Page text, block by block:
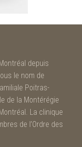
depuis
le nom de
Poitras-
de la Montérégie
La clinique
de l’Ordre des